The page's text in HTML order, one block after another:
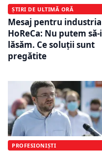
ȘTIRI DE ULTIMĂ ORĂ
Mesaj pentru industria
HoReCa: Nu putem să-i
lăsăm. Ce soluții sunt
pregătite
PROFESIONIȘTI